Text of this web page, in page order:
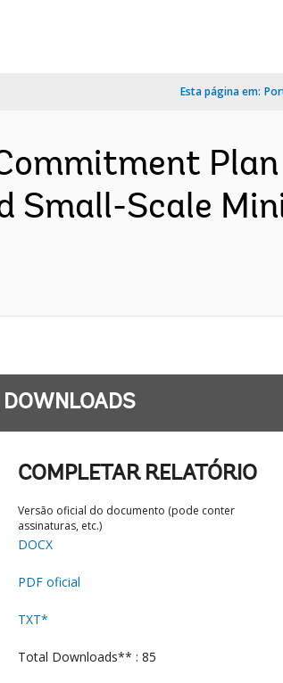
Esta página em:
Plan
Small-Scale
DOWNLOADS
COMPLETAR RELATÓRIO
Versão oficial do documento (pode conter
assinaturas, etc.)
DOCX
PDF oficial
TXT*
Total Downloads** : 85